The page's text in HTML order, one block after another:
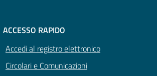
ACCESSO RAPIDO
Accedi al registro elettronico
Circolari e Comunicazioni